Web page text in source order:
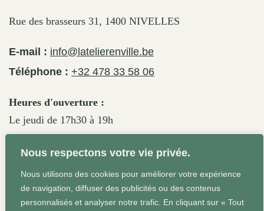
Nous respectons votre vie privée.
Nous utilisons des cookies pour améliorer votre expérience
de navigation, diffuser des publicités ou des contenus
personnalisés et analyser notre trafic. En cliquant sur « Tout
Rue des brasseurs 31, 1400 NIVELLES
E-mail : info@latelierenville.be
Téléphone : +32 478 33 58 06
Heures d'ouverture :
Le jeudi de 17h30 à 19h
Le vendredi de 17h30 à 19h30
Le samedi de 11h30 à 19h